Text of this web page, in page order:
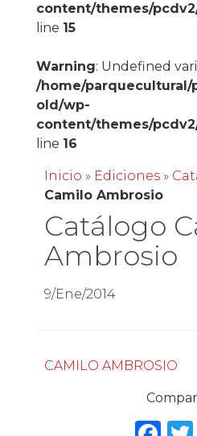
content/themes/
line 15
Warning: Undefined
/home/parquecultural/
old/wp-
content/themes/
line 16
Inicio » Ediciones»
Camilo Ambrosio
Catálogo
Ambrosio
9/Ene/2014
CAMILO AMBROSIO